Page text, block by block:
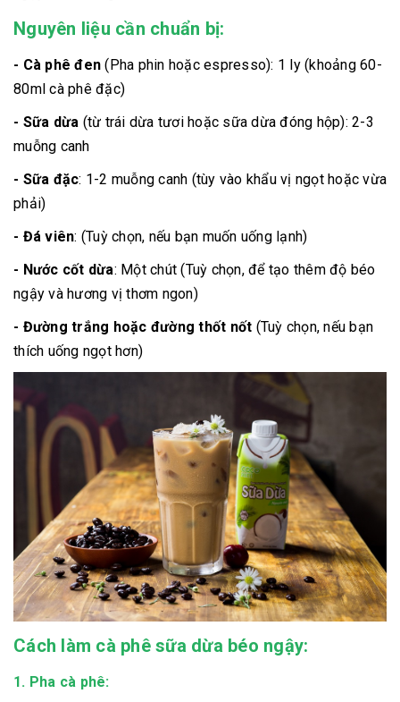
Nguyên liệu cần chuẩn bị:
- Cà phê đen (Pha phin hoặc espresso): 1 ly (khoảng 60-
80ml cà phê đặc)
- Sữa dừa (từ trái dừa tươi hoặc sữa dừa đóng hộp): 2-3
muỗng canh
- Sữa đặc: 1-2 muỗng canh (tùy vào khẩu vị ngọt hoặc vừa
phải)
- Đá viên: (Tuỳ chọn, nếu bạn muốn uống lạnh)
- Nước cốt dừa: Một chút (Tuỳ chọn, để tạo thêm độ béo
ngậy và hương vị thơm ngon)
- Đường trắng hoặc đường thốt nốt (Tuỳ chọn, nếu bạn
thích uống ngọt hơn)
Cách làm cà phê sữa dừa béo ngậy:
1. Pha cà phê: